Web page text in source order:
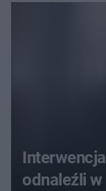
odnaleźli